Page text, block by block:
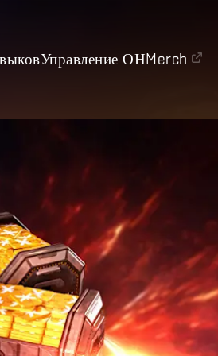
Управление ОНMerch